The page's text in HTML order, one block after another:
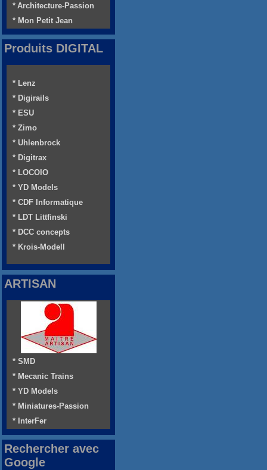
* Architecture-Passion
* Mon Petit Jean
Produits DIGITAL
* Lenz
* Digirails
* ESU
* Zimo
* Uhlenbrock
* Digitrax
* LOCOIO
* YD Models
* CDF Informatique
* LDT Littfinski
* DCC concepts
* Krois-Modell
ARTISAN
* SMD
* Mecanic Trains
* YD Models
* Miniatures-Passion
* InterFer
Rechercher avec
Google